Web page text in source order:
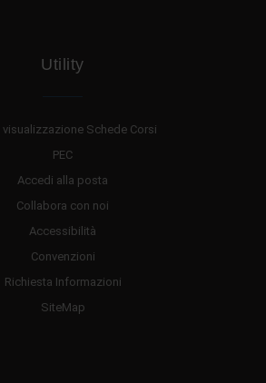
Utility
visualizzazione Schede Corsi
PEC
Accedi alla posta
Collabora con noi
Accessibilità
Convenzioni
Richiesta Informazioni
SiteMap